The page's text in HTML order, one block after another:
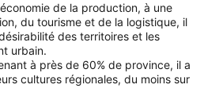
de la production, à une
du tourisme et de la logistique, il
des territoires et les
urbain.
à près de 60% de province, il a
cultures régionales, du moins sur